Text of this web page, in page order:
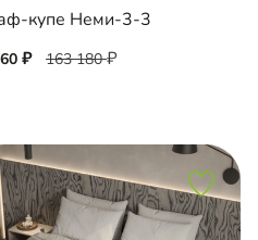
купе Неми-3-3
163 180